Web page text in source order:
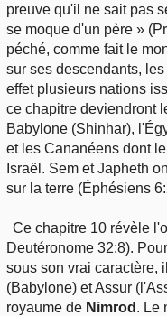
preuve qu'il ne sait pas
se moque d'un père »
péché, comme fait le
sur ses descendants,
effet plusieurs nations
ce chapitre deviendront
Babylone (Shinhar),
et les Cananéens dont
Israël. Sem et Japheth
sur la terre (Éphésiens
Ce chapitre 10 révèle
Deutéronome 32:8).
sous son vrai caractère,
(Babylone) et Assur
royaume de Nimrod . Le